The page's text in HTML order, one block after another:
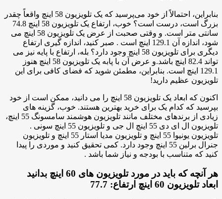
بنابراین، احتمالاً از خود می‌پرسید که یک تلویزیون 58 اینچ واقعاً چقدر
بزرگ است، درست است؟ خوب، ارتفاع یک تلویزیون 58 اینچ 74.8
سانتی متر است. و وقتی صحبت از عرض یک تلویزیون 58 اینچ می
شود، اندازه آن 129.1 اینچ است . صبر کنید، اندازه گیری ارتفاع
دیگری برای تلویزیون 58 اینچ وجود دارد؟ بله، ارتفاع با پایه نیز می
تواند 82.4 اینچ باشد.و عرض آن با پابه یک تلویزیون 58 اینچ هنوز
129.1 اینچ است. بنابراین، مطمئن شوید که فضای کافی برای این
تلویزیون عظیم دارید!
اکنون که ابعاد یک تلویزیون 58 اینچ را می دانید، ممکن است از خود
بپرسید که کدام یک برای خرید بهترین هستند. خوب، گزینه های
زیادی از برندهای مختلف مانند تلویزیون هوشمند سامسونگ 55 اینچ،
تلویزیون ال ای دی 55 اینچ ال جی و تلویزیون 55 اینچ سونی .
تلویزیون یونیوا 55 اینچ و تلویزیون مدیا استار 55 اینچ و تلویزیون
جنرال برلین 55 اینچ وجود دارد. کمی تحقیق کنید و موردی را پیدا
کنید که متناسب با بودجه و نیاز شما باشد .
هر آنچه که باید در مورد تلویزیون های 60 اینچ بدانید
ابعاد تلویزیون 60 اینچ ارتفاع: 77.7